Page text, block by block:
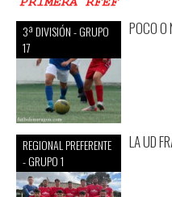
3ª DIVISIÓN - GRUPO
17
POCO O
REGIONAL PREFERENTE
- GRUPO 1
LA UD